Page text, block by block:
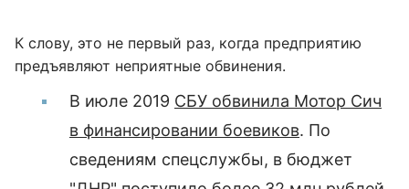
К слову, это не первый раз, когда предприятию
предъявляют неприятные обвинения.
В июле 2019 СБУ обвинила Мотор Сич
в финансировании боевиков. По
сведениям спецслужбы, в бюджет